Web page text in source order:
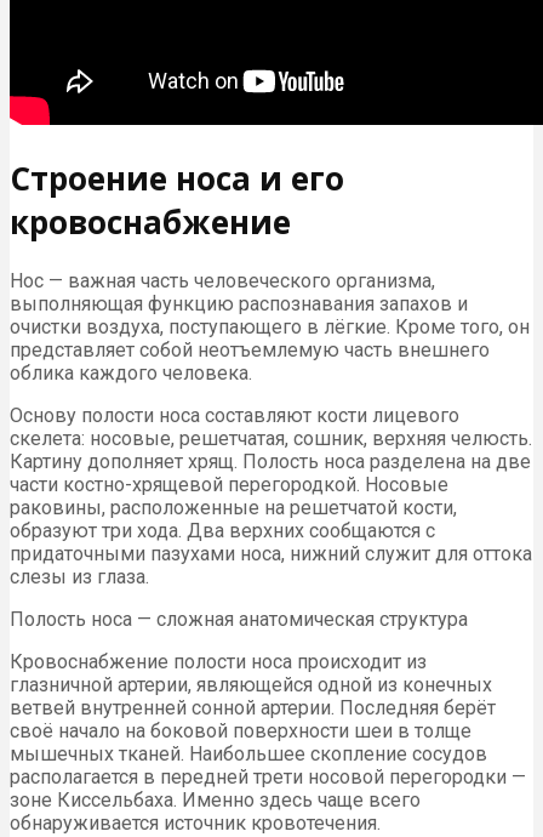
Строение носа и его
кровоснабжение
Нос — важная часть человеческого организма,
выполняющая функцию распознавания запахов и
очистки воздуха, поступающего в лёгкие. Кроме того, он
представляет собой неотъемлемую часть внешнего
облика каждого человека.
Основу полости носа составляют кости лицевого
скелета: носовые, решетчатая, сошник, верхняя челюсть.
Картину дополняет хрящ. Полость носа разделена на две
части костно-хрящевой перегородкой. Носовые
раковины, расположенные на решетчатой кости,
образуют три хода. Два верхних сообщаются с
придаточными пазухами носа, нижний служит для оттока
слезы из глаза.
Полость носа — сложная анатомическая структура
Кровоснабжение полости носа происходит из
глазничной артерии, являющейся одной из конечных
ветвей внутренней сонной артерии. Последняя берёт
своё начало на боковой поверхности шеи в толще
мышечных тканей. Наибольшее скопление сосудов
располагается в передней трети носовой перегородки —
зоне Киссельбаха. Именно здесь чаще всего
обнаруживается источник кровотечения.